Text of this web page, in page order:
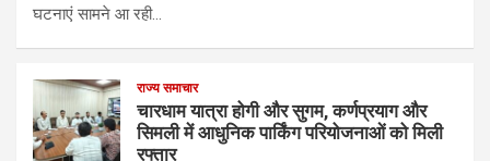
घटनाएं सामने आ रही…
राज्य समाचार
चारधाम यात्रा होगी और सुगम, कर्णप्रयाग और
सिमली में आधुनिक पार्किंग परियोजनाओं को मिली
रफ्तार